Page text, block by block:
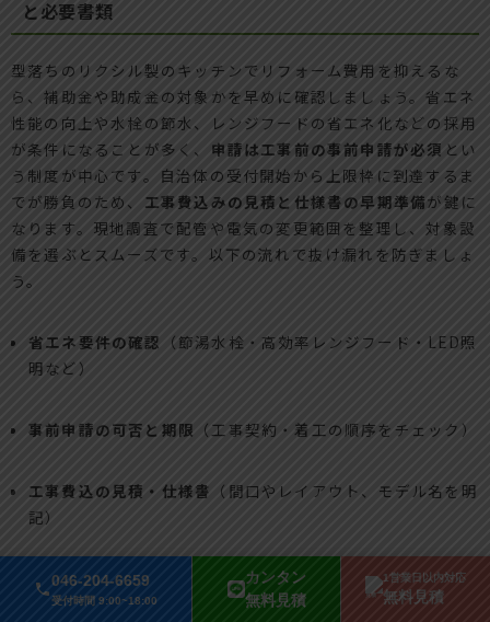
046-204-6659
受付時間 9:00~18:00
カンタン
無料見積
1営業日以内対応
無料見積
と必要書類
型落ちのリクシル製のキッチンでリフォーム費用を抑えるな
ら、補助金や助成金の対象かを早めに確認しましょう。省エネ
性能の向上や水栓の節水、レンジフードの省エネ化などの採用
が条件になることが多く、 申請は工事前の事前申請が必須 とい
う制度が中心です。自治体の受付開始から上限枠に到達するま
でが勝負のため、 工事費込みの見積と仕様書の早期準備が鍵に
なります。現地調査で配管や電気の変更範囲を整理し、対象設
備を選ぶとスムーズです。以下の流れで抜け漏れを防ぎましょ
う。
省エネ要件の確認 （節湯水栓・高効率レンジフード・LED照
明など）
事前申請の可否と期限 （工事契約・着工の順序をチェック）
工事費込の見積・仕様書 （間口やレイアウト、モデル名を明
記）
補足として、ショールームの展示品やアウトレット採用でも、
要件を満たす設備なら対象になる場合があります。